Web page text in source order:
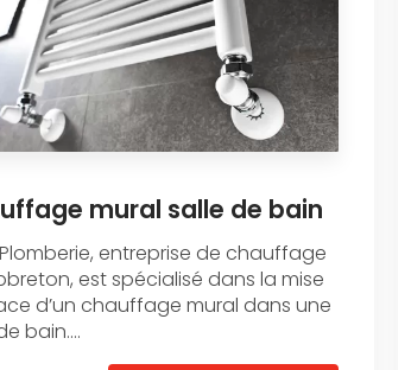
mural salle de bain
Plomberie, entreprise de chauffage
est spécialisé dans la mise
d’un chauffage mural dans une
bain....